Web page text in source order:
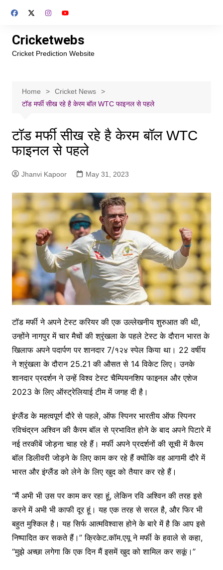
Cricketwebs
Cricket Prediction Website
Home
Cricket News
टॉड मर्फी सीख रहे है केरम बॉल WTC फाइनल से पहले
टॉड मर्फी सीख रहे है केरम बॉल WTC
फाइनल से पहले
Jhanvi Kapoor May 31, 2023
टॉड मर्फी ने अपने टेस्ट करियर की एक उल्लेखनीय शुरुआत की थी,
उन्होंने नागपुर में चार मैचों की श्रृंखला के पहले टेस्ट के दौरान भारत के
खिलाफ अपने पदार्पण पर शानदार 7/१२४ स्पेल किया था। 22 वर्षीय
ने श्रृंखला के दौरान 25.21 की औसत से 14 विकेट लिए। उनके
शानदार प्रदर्शन ने उन्हें विश्व टेस्ट चैम्पियनशिप फाइनल और एशेज
2023 के लिए ऑस्ट्रेलियाई टीम में जगह दी है।
इंग्लैंड के महत्वपूर्ण दौरे से पहले, ऑफ स्पिनर भारतीय ऑफ स्पिनर
रविचंद्रन अश्विन की कैरम बॉल से प्रभावित होने के बाद अपने पिटारे में
नई तरकीबें जोड़ना चाह रहे हैं। मर्फी अपने प्रदर्शनों की सूची में कैरम
बॉल डिलीवरी जोड़ने के लिए काम कर रहे हैं क्योंकि वह आगामी दौरे में
भारत और इंग्लैंड को लेने के लिए खुद को तैयार कर रहे हैं।
“मैं अभी भी उस पर काम कर रहा हूं, लेकिन रवि अश्विन की तरह इसे
करने में अभी भी काफी दूर हूं। यह एक तरह से सरल है, और फिर भी
बहुत मुश्किल है। यह सिर्फ आत्मविश्वास होने के बारे में है कि आप इसे
निष्पादित कर सकते हैं।” क्रिकेट.कॉम.एयू ने मर्फी के हवाले से कहा,
“मुझे अच्छा लगेगा कि एक दिन मैं इसमें खुद को शामिल कर सकूं।”